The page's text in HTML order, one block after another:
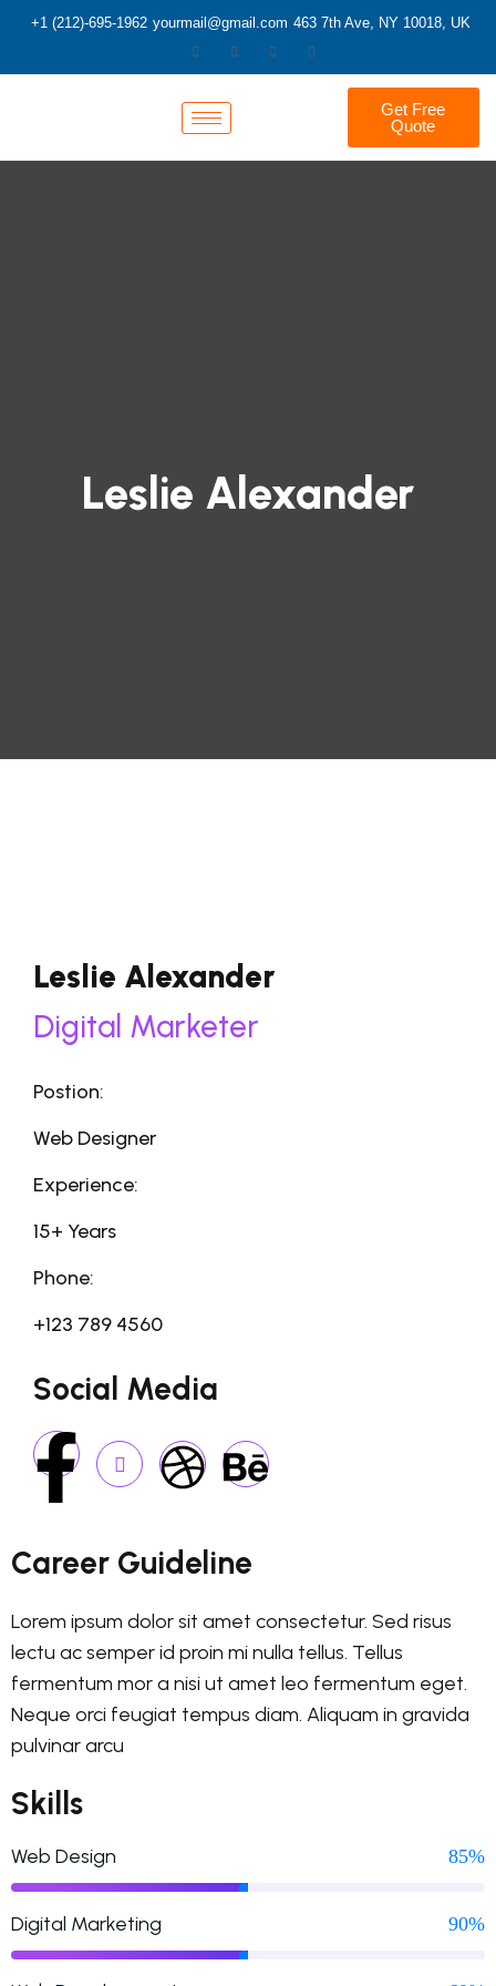
+1 (212)-695-1962 yourmail@gmail.com 463 7th Ave, NY 10018, UK
Get Free
Quote
Leslie Alexander
Leslie Alexander
Digital Marketer
Postion:
Web Designer
Experience:
15+ Years
Phone:
+123 789 4560
Social Media
Career Guideline
Lorem ipsum dolor sit amet consectetur. Sed risus
lectu ac semper id proin mi nulla tellus. Tellus
fermentum mor a nisi ut amet leo fermentum eget.
Neque orci feugiat tempus diam. Aliquam in gravida
pulvinar arcu
Skills
Web Design 85%
Digital Marketing 90%